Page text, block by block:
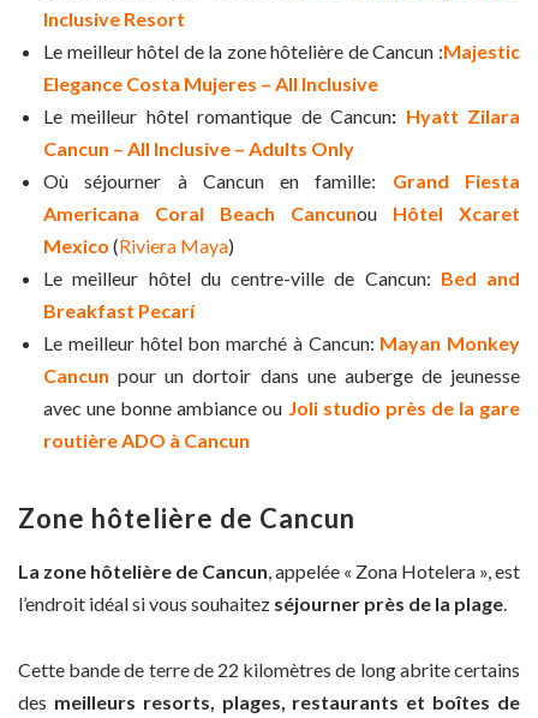
Inclusive Resort
Le meilleur hôtel de la zone hôtelière de Cancun :Majestic
Elegance Costa Mujeres – All Inclusive
Le meilleur hôtel romantique de Cancun: Hyatt Zilara
Cancun – All Inclusive – Adults Only
Où séjourner à Cancun en famille:
Grand Fiesta
Americana Coral Beach Cancunou
Hôtel Xcaret
Mexico (Riviera Maya)
Le meilleur hôtel du centre-ville de Cancun: Bed and
Breakfast Pecarí
Le meilleur hôtel bon marché à Cancun: Mayan Monkey
Cancun pour un dortoir dans une auberge de jeunesse
avec une bonne ambiance ou Joli studio près de la gare
routière ADO à Cancun
Zone hôtelière de Cancun
La zone hôtelière de Cancun, appelée « Zona Hotelera », est
l’endroit idéal si vous souhaitez séjourner près de la plage.
Cette bande de terre de 22 kilomètres de long abrite certains
des meilleurs resorts, plages, restaurants et boîtes de